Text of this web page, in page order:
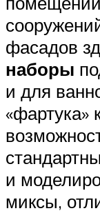
фасадов
наборы
и для
«фартука»
и
миксы,